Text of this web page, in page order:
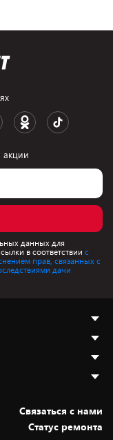
акции
данных для
в соответствии с
прав, связанных с
дачи
Cвязаться с нами
Статус ремонта